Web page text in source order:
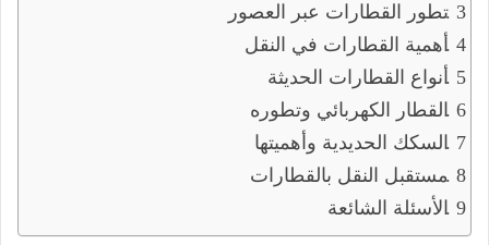
تطور القطارات عبر العصور
أهمية القطارات في النقل
أنواع القطارات الحديثة
القطار الكهربائي وتطوره
السكك الحديدية وأهميتها
مستقبل النقل بالقطارات
الأسئلة الشائعة